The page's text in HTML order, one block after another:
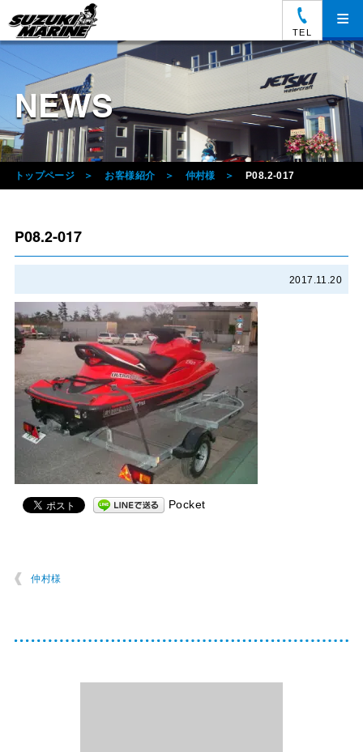
TEL
≡
NEWS
トップページ お客様紹介 仲村様 P08.2-017
P08.2-017
2017.11.20
Pocket
仲村様